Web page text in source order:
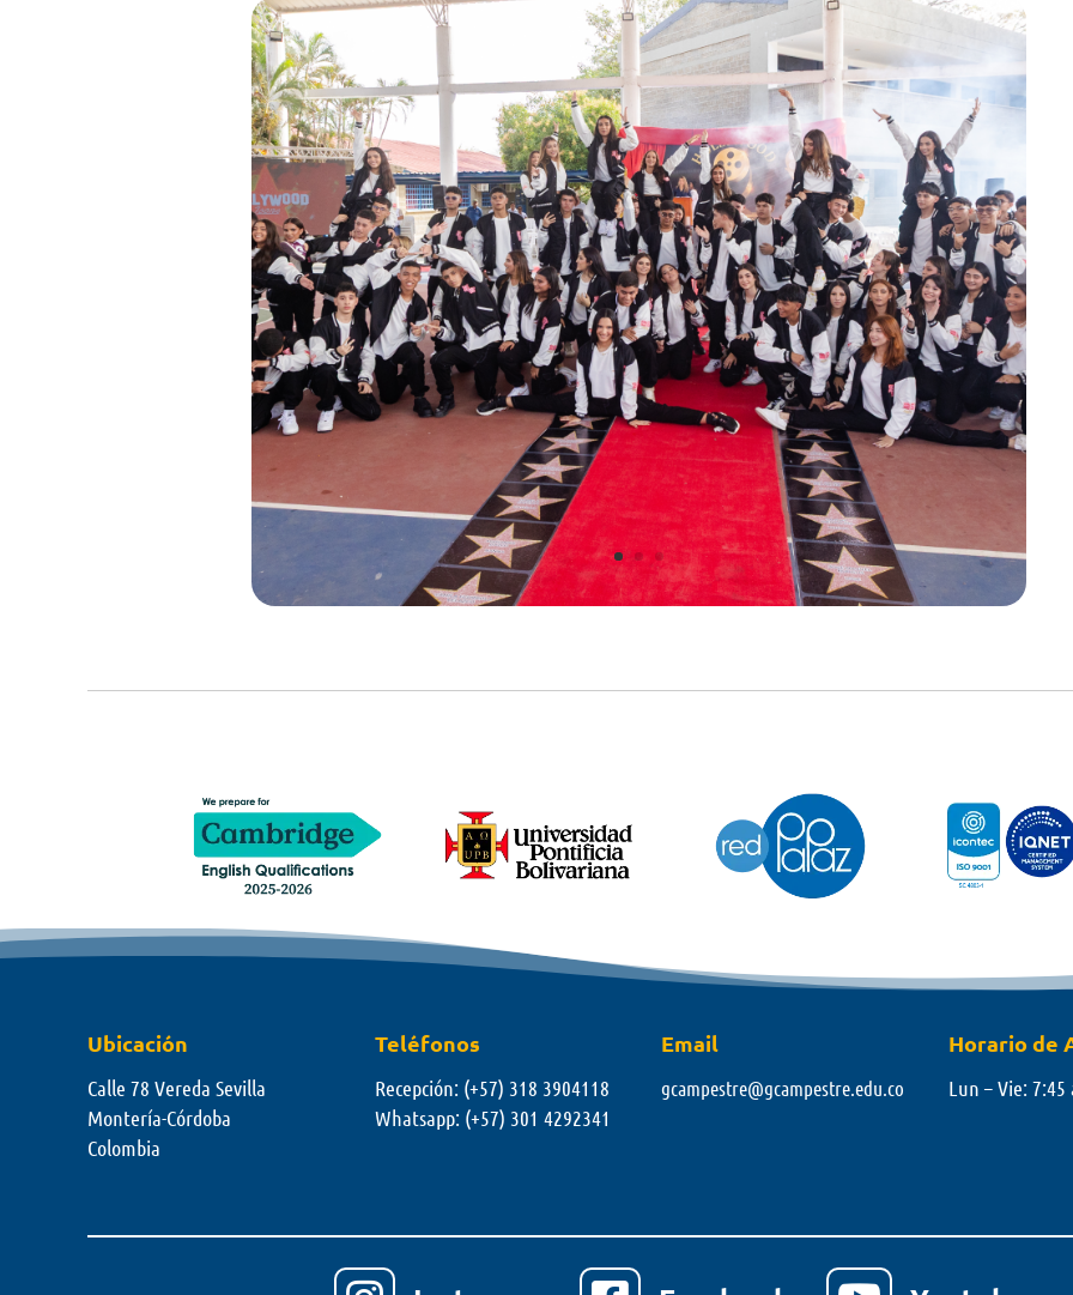
Ubicación
Calle 78 Vereda Sevilla
Montería-Córdoba
Colombia
Teléfonos
Recepción: (+57) 318 3904118
Whatsapp: (+57) 301 4292341
Email
gcampestre@gcampestre.edu.co
Horario de
Lun – Vie: